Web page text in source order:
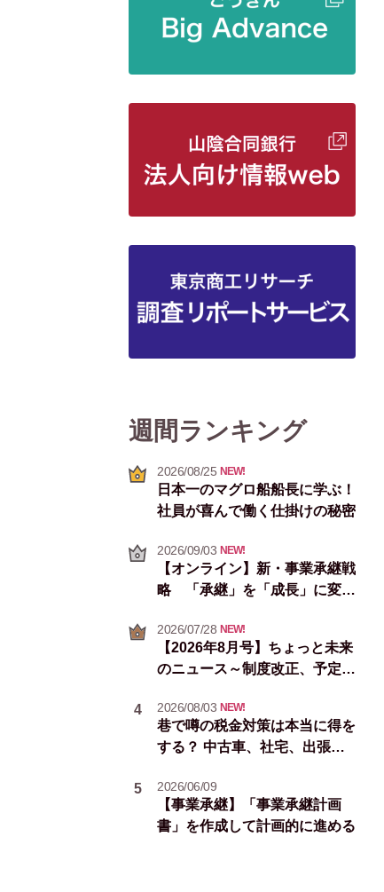
週間ランキング
2026/08/25 NEW!
日本一のマグロ船船長に学ぶ！
社員が喜んで働く仕掛けの秘密
2026/09/03 NEW!
【オンライン】新・事業承継戦
略 「承継」を「成長」に変え
2026/07/28 NEW!
【2026年8月号】ちょっと未来
のニュース～制度改正、予定イ
4
2026/08/03 NEW!
巷で噂の税金対策は本当に得を
する？ 中古車、社宅、出張手
5
2026/06/09
【事業承継】「事業承継計画
書」を作成して計画的に進める